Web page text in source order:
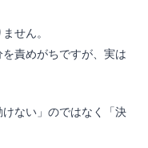
せん。
責めがちですが、実は
ない」のではなく「決